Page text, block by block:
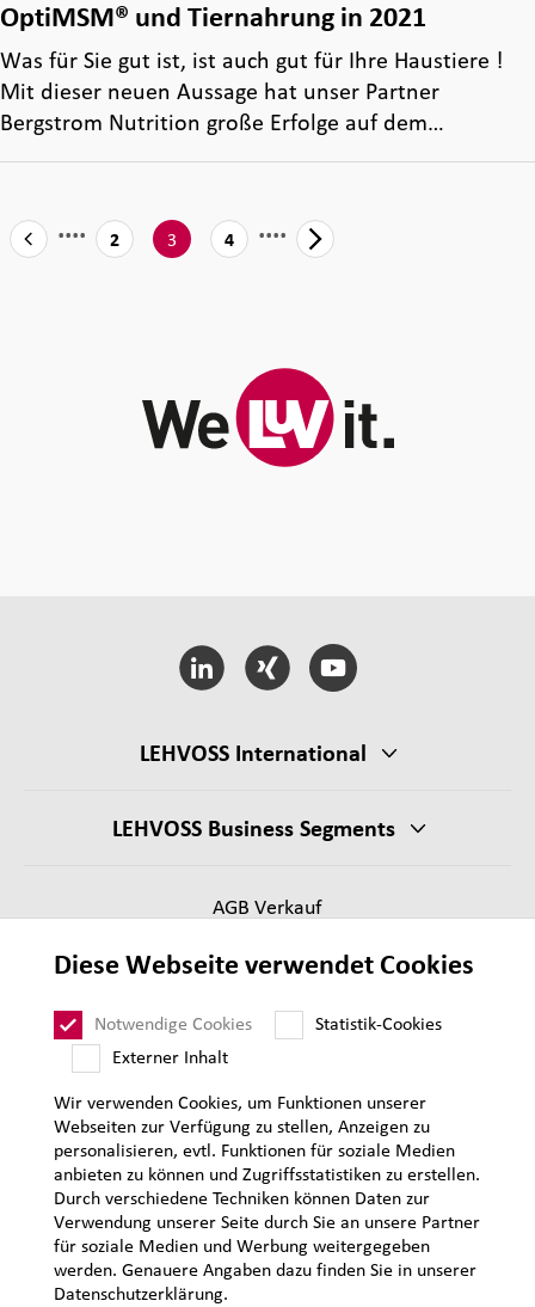
OptiMSM® und Tiernahrung in 2021
Was für Sie gut ist, ist auch gut für Ihre Haustiere !
Mit dieser neuen Aussage hat unser Partner
Bergstrom Nutrition große Erfolge auf dem…
.... 2 3 4 ....
LEHVOSS International
LEHVOSS Business Segments
AGB Verkauf
Impressum
Datenschutz
Diese Webseite verwendet Cookies
Notwendige Cookies
Statistik-Cookies
Externer Inhalt
Wir verwenden Cookies, um Funktionen unserer
Webseiten zur Verfügung zu stellen, Anzeigen zu
personalisieren, evtl. Funktionen für soziale Medien
anbieten zu können und Zugriffsstatistiken zu erstellen.
Durch verschiedene Techniken können Daten zur
Verwendung unserer Seite durch Sie an unsere Partner
für soziale Medien und Werbung weitergegeben
werden. Genauere Angaben dazu finden Sie in unserer
Datenschutzerklärung.